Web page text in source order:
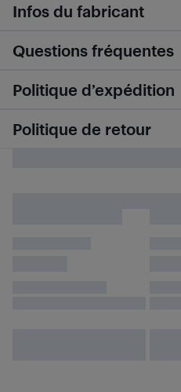
Infos du fabricant
Questions fréquentes
Politique d’expédition
Politique de retour